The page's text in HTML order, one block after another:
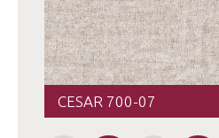
CESAR 700-07